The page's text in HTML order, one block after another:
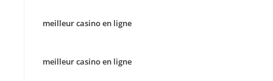
meilleur casino en ligne
meilleur casino en ligne